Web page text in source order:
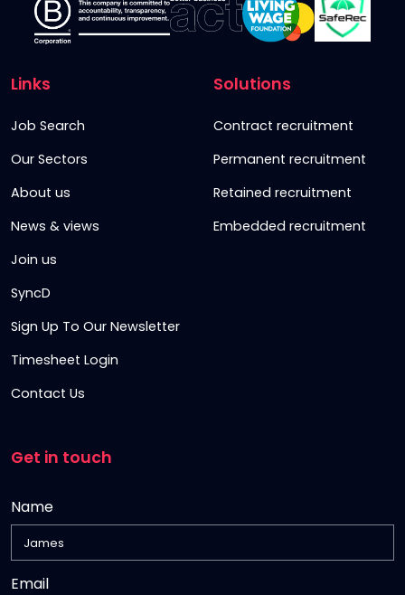
Links
Job Search
Our Sectors
About us
News & views
Join us
SyncD
Sign Up To Our Newsletter
Timesheet Login
Contact Us
Solutions
Contract recruitment
Permanent recruitment
Retained recruitment
Embedded recruitment
Get in touch
Name
Email